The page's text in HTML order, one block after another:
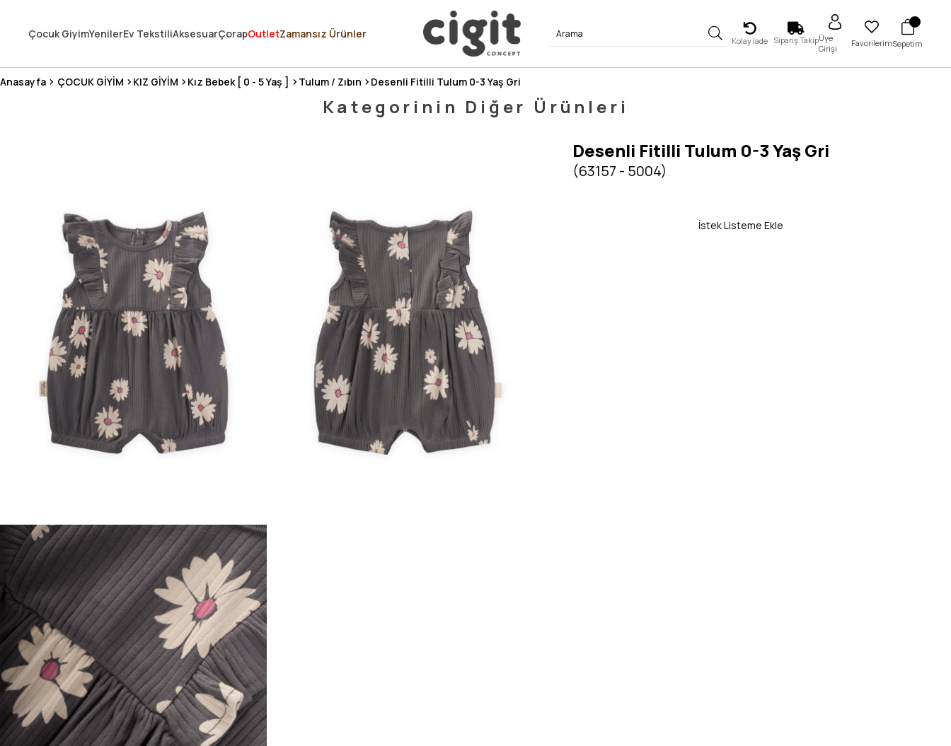
3 MİLYONDAN FAZLA MUTLU MÜŞTERİ ❤️ 10 MİLYON ÜRÜN
Çocuk GiyimYenilerEv TekstiliAksesuarÇorapOutletZamansız Ürünler
Kolay İade Sipariş TakipÜye
Girişi
FavorilerimSepetim
Anasayfa ÇOCUK GİYİM KIZ GİYİM Kız Bebek [ 0 - 5 Yaş ] Tulum / Zıbın Desenli Fitilli Tulum 0-3 Yaş Gri
Kategorinin Diğer Ürünleri
Desenli Fitilli Tulum 0-3 Yaş Gri
(63157 - 5004)
İstek Listeme Ekle